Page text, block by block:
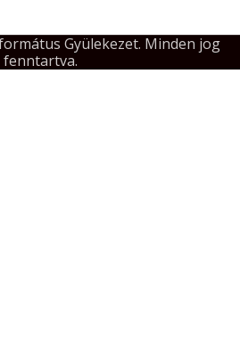
Gyülekezet. Minden jog
fenntartva.